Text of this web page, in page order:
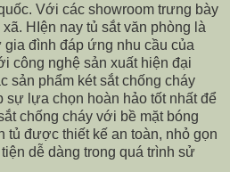
Với các showroom trưng bày
HIện nay tủ sắt văn phòng là
đình đáp ứng nhu cầu của
công nghệ sản xuất hiện đại
sản phẩm két sắt chống cháy
sự lựa chọn hoàn hảo tốt nhất để
chống cháy với bề mặt bóng
tủ được thiết kế an toàn, nhỏ gọn
dễ dàng trong quá trình sử